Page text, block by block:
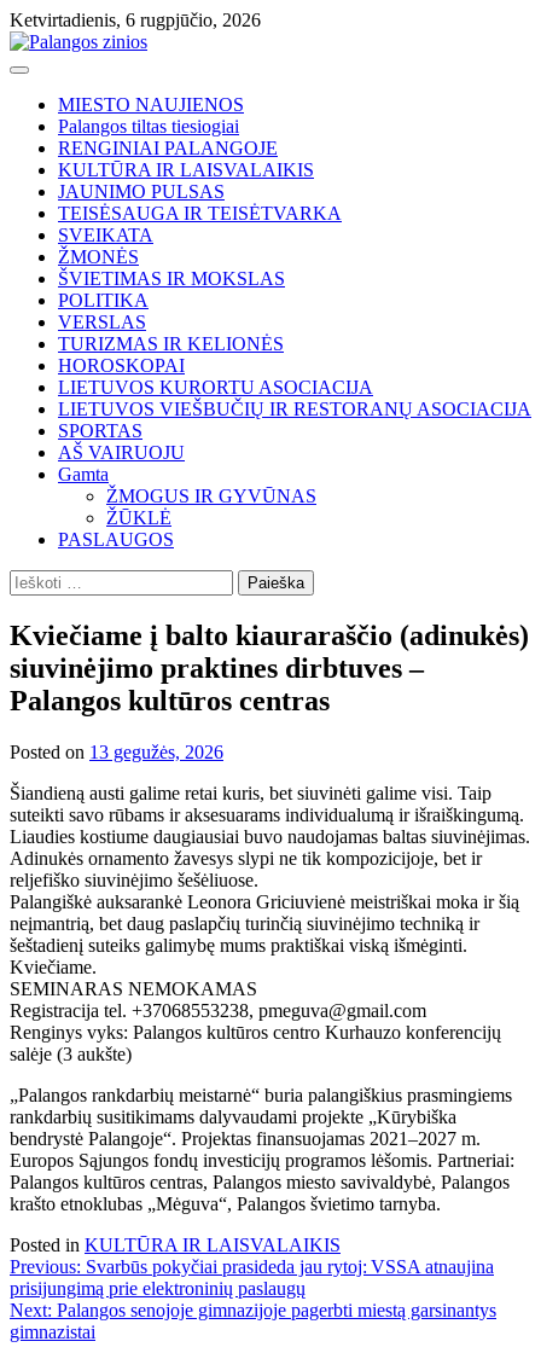
Skip
to
content
Ketvirtadienis, 6 rugpjūčio, 2026
MIESTO NAUJIENOS
Palangos tiltas tiesiogiai
RENGINIAI PALANGOJE
KULTŪRA IR LAISVALAIKIS
JAUNIMO PULSAS
TEISĖSAUGA IR TEISĖTVARKA
SVEIKATA
ŽMONĖS
ŠVIETIMAS IR MOKSLAS
POLITIKA
VERSLAS
TURIZMAS IR KELIONĖS
HOROSKOPAI
LIETUVOS KURORTU ASOCIACIJA
LIETUVOS VIEŠBUČIŲ IR RESTORANŲ ASOCIACIJA
SPORTAS
AŠ VAIRUOJU
Gamta
ŽMOGUS IR GYVŪNAS
ŽŪKLĖ
PASLAUGOS
Ieškoti:
Kviečiame į balto kiauraraščio (adinukės)
siuvinėjimo praktines dirbtuves –
Palangos kultūros centras
Posted on 13 gegužės, 2026
Šiandieną austi galime retai kuris, bet siuvinėti galime visi. Taip
suteikti savo rūbams ir aksesuarams individualumą ir išraiškingumą.
Liaudies kostiume daugiausiai buvo naudojamas baltas siuvinėjimas.
Adinukės ornamento žavesys slypi ne tik kompozicijoje, bet ir
reljefiško siuvinėjimo šešėliuose.
Palangiškė auksarankė Leonora Griciuvienė meistriškai moka ir šią
neįmantrią, bet daug paslapčių turinčią siuvinėjimo techniką ir
šeštadienį suteiks galimybę mums praktiškai viską išmėginti.
Kviečiame.
SEMINARAS NEMOKAMAS
Registracija tel. +37068553238, pmeguva@gmail.com
Renginys vyks: Palangos kultūros centro Kurhauzo konferencijų
salėje (3 aukšte)
„Palangos rankdarbių meistarnė“ buria palangiškius prasmingiems
rankdarbių susitikimams dalyvaudami projekte „Kūrybiška
bendrystė Palangoje“. Projektas finansuojamas 2021–2027 m.
Europos Sąjungos fondų investicijų programos lėšomis. Partneriai:
Palangos kultūros centras, Palangos miesto savivaldybė, Palangos
krašto etnoklubas „Mėguva“, Palangos švietimo tarnyba.
Posted in KULTŪRA IR LAISVALAIKIS
Navigacija
tarp
įrašų
Previous: Svarbūs pokyčiai prasideda jau rytoj: VSSA atnaujina
prisijungimą prie elektroninių paslaugų
Next: Palangos senojoje gimnazijoje pagerbti miestą garsinantys
gimnazistai